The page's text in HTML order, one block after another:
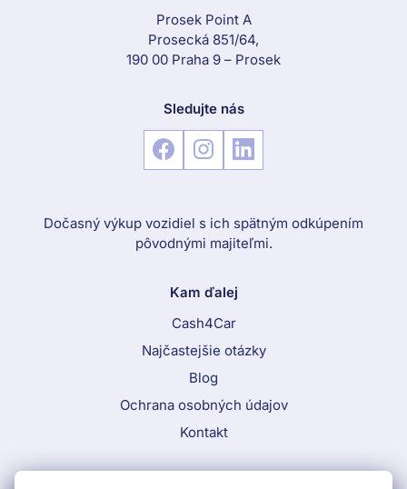
Prosek Point A
Prosecká 851/64,
190 00 Praha 9 – Prosek
Sledujte nás
Dočasný výkup vozidiel s ich spätným odkúpením
pôvodnými majiteľmi.
Kam ďalej
Cash4Car
Najčastejšie otázky
Blog
Ochrana osobných údajov
Kontakt